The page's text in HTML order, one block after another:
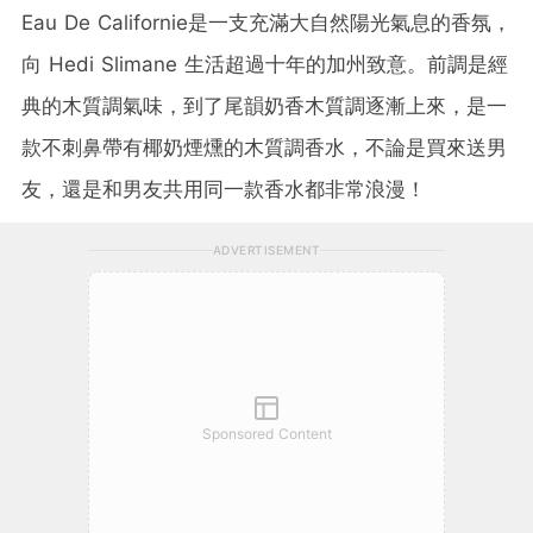
Eau De Californie是一支充滿大自然陽光氣息的香氛，
向 Hedi Slimane 生活超過十年的加州致意。前調是經
典的木質調氣味，到了尾韻奶香木質調逐漸上來，是一
款不刺鼻帶有椰奶煙燻的木質調香水，不論是買來送男
友，還是和男友共用同一款香水都非常浪漫！
ADVERTISEMENT
Sponsored Content